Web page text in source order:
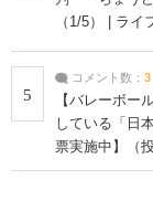
（1/5） | ライ
5
コメント数： 3
【バレーボー
している「日
票実施中】（